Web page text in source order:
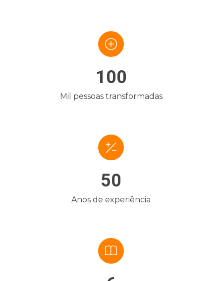
100
Mil pessoas transformadas
50
Anos de experiência